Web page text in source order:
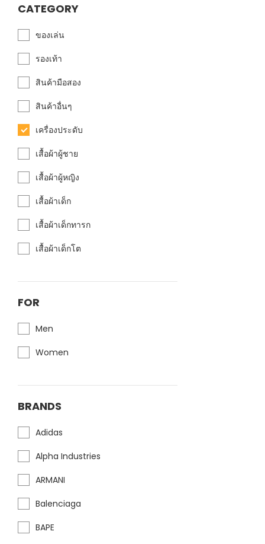
CATEGORY
ของเล่น
รองเท้า
สินค้ามือสอง
สินค้าอื่นๆ
เครื่องประดับ
เสื้อผ้าผู้ชาย
เสื้อผ้าผู้หญิง
เสื้อผ้าเด็ก
เสื้อผ้าเด็กทารก
เสื้อผ้าเด็กโต
FOR
Men
Women
BRANDS
Adidas
Alpha Industries
ARMANI
Balenciaga
BAPE